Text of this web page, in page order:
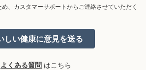
、カスタマーサポートからご連絡させていただく
よくある質問 はこちら